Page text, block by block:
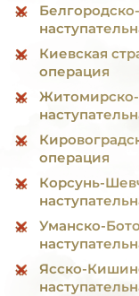
Киевская
операция
Житомирско-
операция
Корсунь-
Уманско-
Ясско-